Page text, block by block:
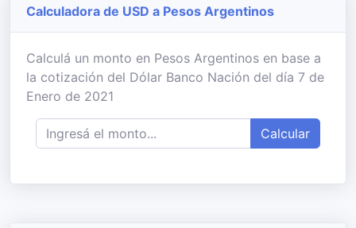
Calculadora de USD a Pesos Argentinos
Calculá un monto en Pesos Argentinos en base a
la cotización del Dólar Banco Nación del día 7 de
Enero de 2021
Calcular